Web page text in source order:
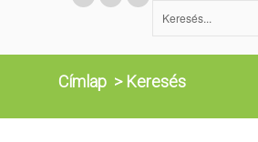
Címlap > Keresés